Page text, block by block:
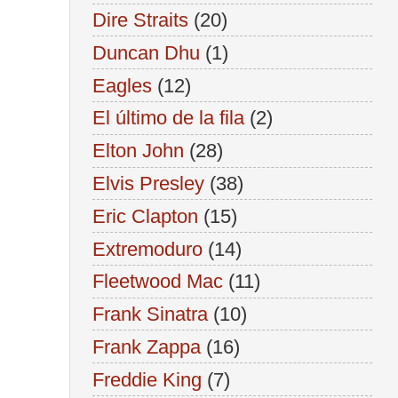
Dire Straits (20)
Duncan Dhu (1)
Eagles (12)
El último de la fila (2)
Elton John (28)
Elvis Presley (38)
Eric Clapton (15)
Extremoduro (14)
Fleetwood Mac (11)
Frank Sinatra (10)
Frank Zappa (16)
Freddie King (7)